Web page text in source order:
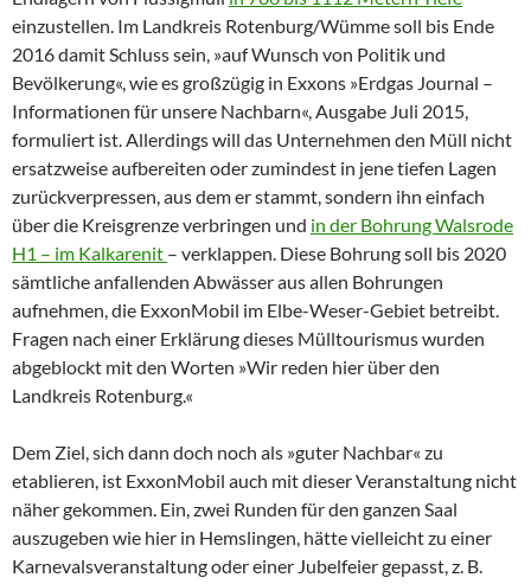
einzustellen. Im Landkreis Rotenburg/Wümme soll bis Ende
2016 damit Schluss sein, »auf Wunsch von Politik und
Bevölkerung«, wie es großzügig in Exxons »Erdgas Journal –
Informationen für unsere Nachbarn«, Ausgabe Juli 2015,
formuliert ist. Allerdings will das Unternehmen den Müll nicht
ersatzweise aufbereiten oder zumindest in jene tiefen Lagen
zurückverpressen, aus dem er stammt, sondern ihn einfach
über die Kreisgrenze verbringen und in der Bohrung Walsrode
H1 – im Kalkarenit – verklappen. Diese Bohrung soll bis 2020
sämtliche anfallenden Abwässer aus allen Bohrungen
aufnehmen, die ExxonMobil im Elbe-Weser-Gebiet betreibt.
Fragen nach einer Erklärung dieses Mülltourismus wurden
abgeblockt mit den Worten »Wir reden hier über den
Landkreis Rotenburg.«
Dem Ziel, sich dann doch noch als »guter Nachbar« zu
etablieren, ist ExxonMobil auch mit dieser Veranstaltung nicht
näher gekommen. Ein, zwei Runden für den ganzen Saal
auszugeben wie hier in Hemslingen, hätte vielleicht zu einer
Karnevalsveranstaltung oder einer Jubelfeier gepasst, z. B.